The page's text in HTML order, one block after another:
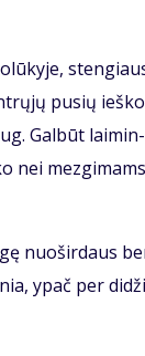
pu­sių
Gal­būt lai­min­
nei
nuo­šir­daus
ypač per